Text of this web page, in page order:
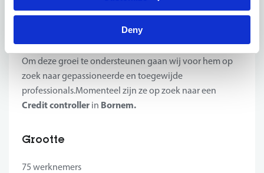
Deny
olie- en brandstofsector. Ze wordt gezien als één van de
belangrijkste spelers in de Belgische tankstation- en
brandstoffenmarkt en daardoor dus ook in volle groei.
Om deze groei te ondersteunen gaan wij voor hem op
zoek naar gepassioneerde en toegewijde
professionals.Momenteel zijn ze op zoek naar een
Credit controller in Bornem.
Grootte
75 werknemers